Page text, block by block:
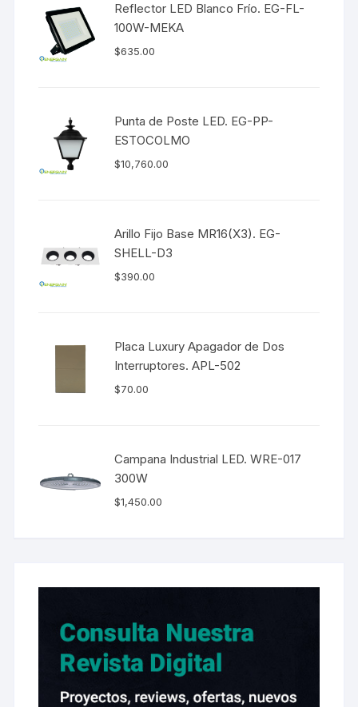
Reflector LED Blanco Frío. EG-FL-
100W-MEKA
$635.00
Punta de Poste LED. EG-PP-
ESTOCOLMO
$10,760.00
Arillo Fijo Base MR16(X3). EG-
SHELL-D3
$390.00
Placa Luxury Apagador de Dos
Interruptores. APL-502
$70.00
Campana Industrial LED. WRE-017
300W
$1,450.00